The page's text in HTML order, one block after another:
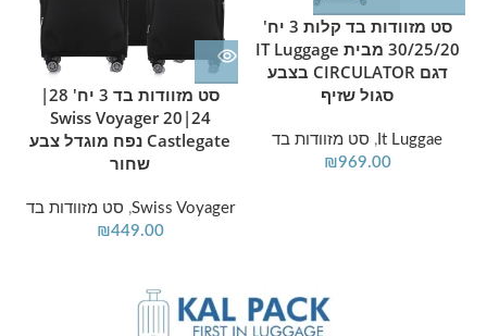
סט מזוודות בד קלות 3 יח'
30/25/20 מבית IT Luggage
דגם CIRCULATOR בצבע
סגול שזיף
It Luggae
, סט מזוודות בד
₪969.00
סט מזוודות בד 3 יח' 28|
24|20 Swiss Voyager
Castlegate נפח מוגדל צבע
שחור
Swiss Voyager
, סט מזוודות בד
₪449.00